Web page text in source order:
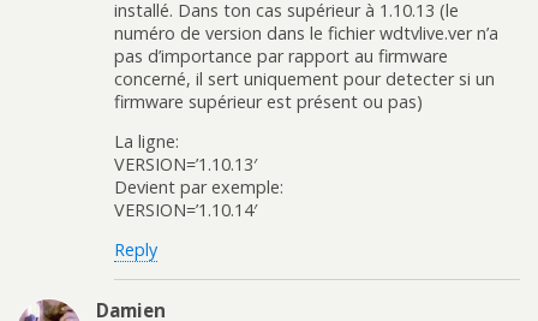
installé. Dans ton cas supérieur à 1.10.13 (le
numéro de version dans le fichier wdtvlive.ver n’a
pas d’importance par rapport au firmware
concerné, il sert uniquement pour detecter si un
firmware supérieur est présent ou pas)
La ligne:
VERSION=’1.10.13′
Devient par exemple:
VERSION=’1.10.14′
Reply
Damien